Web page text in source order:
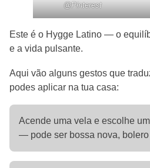
@Pinterest
Este é o Hygge Latino — o
e a vida pulsante.
Aqui vão alguns gestos que
podes aplicar na tua casa:
Acende uma vela e escolhe
— pode ser bossa nova, bolero